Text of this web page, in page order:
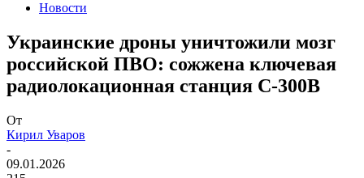
Новости
Украинские дроны уничтожили мозг
российской ПВО: сожжена ключевая
радиолокационная станция С-300В
От
Кирил Уваров
-
09.01.2026